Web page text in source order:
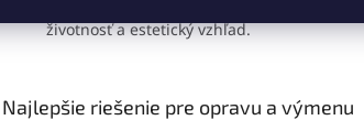
životnosť a estetický vzhľad.
Najlepšie riešenie pre opravu a výmenu